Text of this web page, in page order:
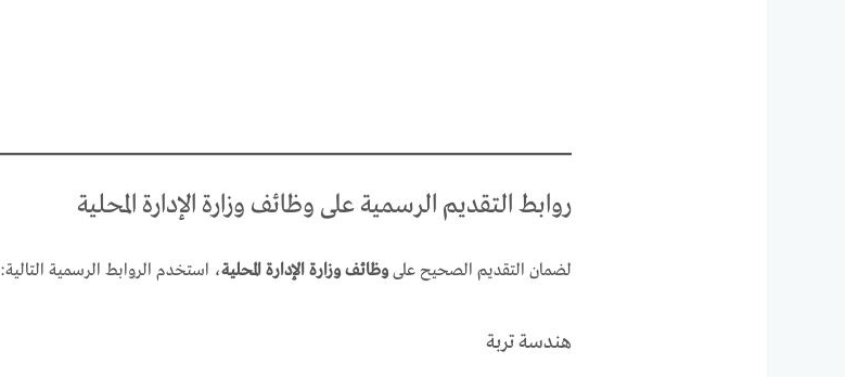
روابط التقديم الرسمية على وظائف وزارة الإدارة المحلية
لضمان التقديم الصحيح علىوظائف وزارة الإدارة المحلية، استخدم الروابط الرسمية التالية:
هندسة تربة